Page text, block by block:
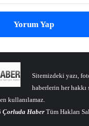
Yorum Yap
Sitemizdeki yazı,
haberlerin her hakkı
kullanılamaz.
Çorluda Haber Tüm Hakları